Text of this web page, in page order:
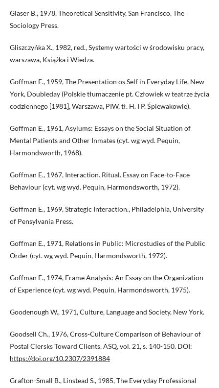
Glaser B., 1978, Theoretical Sensitivity, San Francisco, The
Sociology Press.
Gliszczyńka X., 1982, red., Systemy wartości w środowisku pracy,
warszawa, Książka i Wiedza.
Goffman E., 1959, The Presentation os Self in Everyday Life, New
York, Doubleday (Polskie tłumaczenie pt. Człowiek w teatrze życia
codziennego [1981], Warszawa, PIW, tł. H. I P. Śpiewakowie).
Goffman E., 1961, Asylums: Essays on the Social Situation of
Mental Patients and Other Inmates (cyt. wg wyd. Pequin,
Harmondsworth, 1968).
Goffman E., 1967, Interaction. Ritual. Essay on Face-to-Face
Behaviour (cyt. wg wyd. Pequin, Harmondsworth, 1972).
Goffman E., 1969, Strategic Interaction., Philadelphia, University
of Pensylvania Press.
Goffman E., 1971, Relations in Public: Microstudies of the Public
Order (cyt. wg wyd. Pequin, Harmondsworth, 1972).
Goffman E., 1974, Frame Analysis: An Essay on the Organization
of Experience (cyt. wg wyd. Pequin, Harmondsworth, 1975).
Goodenough W., 1971, Culture, Language and Society, New York.
Goodsell Ch., 1976, Cross-Culture Comparison of Behaviour of
Postal Clersks Toward Clients, ASQ, vol. 21, s. 140-150. DOI:
https://doi.org/10.2307/2391884
Grafton-Small B., Linstead S., 1985, The Everyday Professional